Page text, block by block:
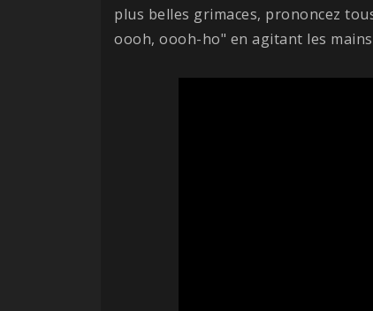
plus belles grimaces, prononcez
oooh, oooh-ho" en agitant les